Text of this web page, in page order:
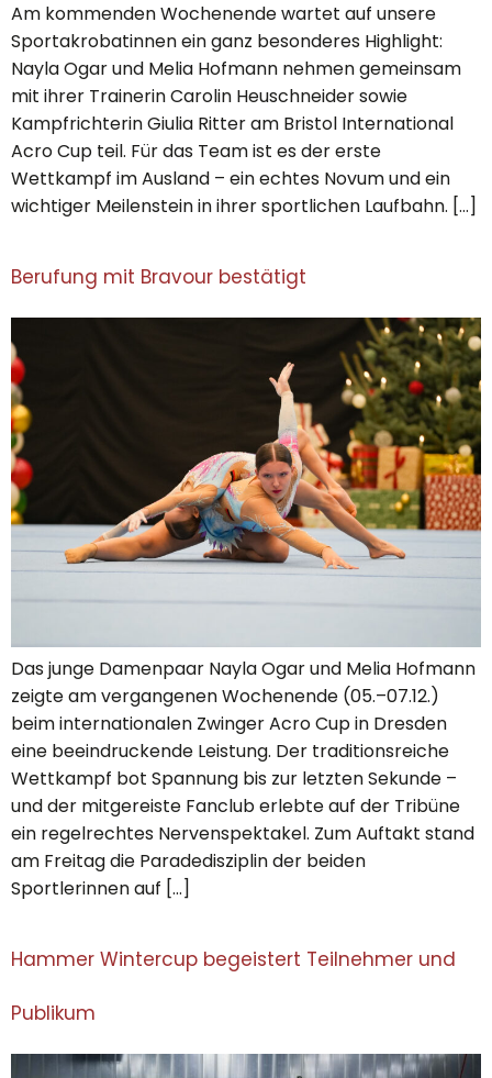
Am kommenden Wochenende wartet auf unsere
Sportakrobatinnen ein ganz besonderes Highlight:
Nayla Ogar und Melia Hofmann nehmen gemeinsam
mit ihrer Trainerin Carolin Heuschneider sowie
Kampfrichterin Giulia Ritter am Bristol International
Acro Cup teil. Für das Team ist es der erste
Wettkampf im Ausland – ein echtes Novum und ein
wichtiger Meilenstein in ihrer sportlichen Laufbahn. […]
Berufung mit Bravour bestätigt
Das junge Damenpaar Nayla Ogar und Melia Hofmann
zeigte am vergangenen Wochenende (05.–07.12.)
beim internationalen Zwinger Acro Cup in Dresden
eine beeindruckende Leistung. Der traditionsreiche
Wettkampf bot Spannung bis zur letzten Sekunde –
und der mitgereiste Fanclub erlebte auf der Tribüne
ein regelrechtes Nervenspektakel. Zum Auftakt stand
am Freitag die Paradedisziplin der beiden
Sportlerinnen auf […]
Hammer Wintercup begeistert Teilnehmer und
Publikum